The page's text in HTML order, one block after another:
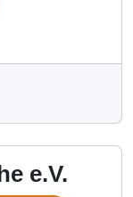
e.V.